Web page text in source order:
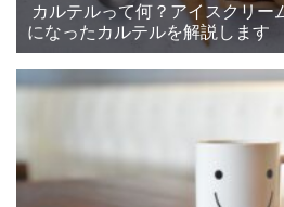
カルテルって何？アイスクリー
になったカルテルを解説します